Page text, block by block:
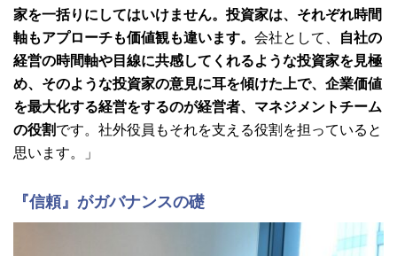
家を一括りにしてはいけません。投資家は、それぞれ時間
軸もアプローチも価値観も違います。 会社として、
自社の
経営の時間軸や目線に共感してくれるような投資家を見極
め、そのような投資家の意見に耳を傾けた上で、企業価値
を最大化する経営をするのが経営者、マネジメントチーム
の役割です。社外役員もそれを支える役割を担っていると
思います。」
『信頼』がガバナンスの礎